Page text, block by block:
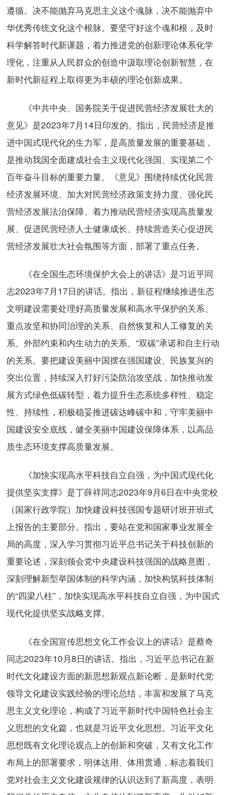
遵循。决不能抛弃马克思主义这个魂脉，决不能抛弃中
华优秀传统文化这个根脉。要坚守好这个魂和根，及时
科学解答时代新课题，着力推进党的创新理论体系化学
理化，注重从人民群众的创造中汲取理论创新智慧，在
新时代新征程上取得更为丰硕的理论创新成果。
《中共中央、国务院关于促进民营经济发展壮大的
意见》是2023年7月14日印发的。指出，民营经济是推
进中国式现代化的生力军，是高质量发展的重要基础，
是推动我国全面建成社会主义现代化强国、实现第二个
百年奋斗目标的重要力量。《意见》围绕持续优化民营
经济发展环境、加大对民营经济政策支持力度、强化民
营经济发展法治保障、着力推动民营经济实现高质量发
展、促进民营经济人士健康成长、持续营造关心促进民
营经济发展壮大社会氛围等方面，部署了重点任务。
《在全国生态环境保护大会上的讲话》是习近平同
志2023年7月17日的讲话。指出，新征程继续推进生态
文明建设需要处理好高质量发展和高水平保护的关系、
重点攻坚和协同治理的关系、自然恢复和人工修复的关
系、外部约束和内生动力的关系、“双碳”承诺和自主行动
的关系。要把建设美丽中国摆在强国建设、民族复兴的
突出位置，持续深入打好污染防治攻坚战，加快推动发
展方式绿色低碳转型，着力提升生态系统多样性、稳定
性、持续性，积极稳妥推进碳达峰碳中和，守牢美丽中
国建设安全底线，健全美丽中国建设保障体系，以高品
质生态环境支撑高质量发展。
《加快实现高水平科技自立自强，为中国式现代化
提供坚实支撑》是丁薛祥同志2023年9月6日在中央党校
（国家行政学院）加快建设科技强国专题研讨班开班式
上报告的主要部分。指出，要站在党和国家事业发展全
局的高度，深入学习贯彻习近平总书记关于科技创新的
重要论述，深刻领会党中央建设科技强国的战略意图，
深刻理解新型举国体制的科学内涵，加快构筑科技体制
的“四梁八柱”，加快实现高水平科技自立自强，为中国式
现代化提供坚实战略支撑。
《在全国宣传思想文化工作会议上的讲话》是蔡奇
同志2023年10月8日的讲话。指出，习近平总书记在新
时代文化建设方面的新思想新观点新论断，是新时代党
领导文化建设实践经验的理论总结，丰富和发展了马克
思主义文化理论，构成了习近平新时代中国特色社会主
义思想的文化篇，也就是习近平文化思想。习近平文化
思想既有文化理论观点上的创新和突破，又有文化工作
布局上的部署要求，明体达用、体用贯通，标志着我们
党对社会主义文化建设规律的认识达到了新高度，表明